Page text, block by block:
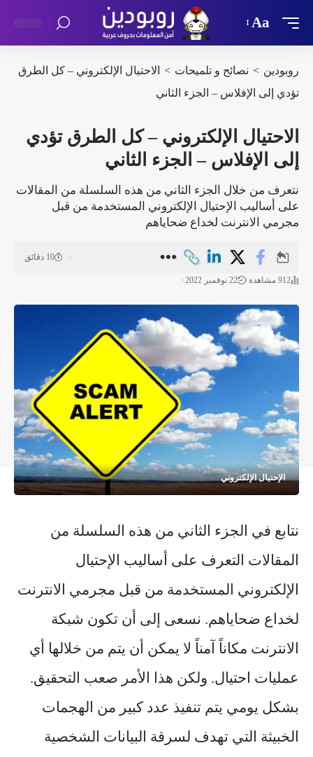
Aa
روبودين > نصائح و تلميحات >
الاحتيال الإلكتروني – كل الطرق
تؤدي إلى الإفلاس – الجزء الثاني
الاحتيال الإلكتروني – كل الطرق تؤدي
إلى الإفلاس – الجزء الثاني
نتعرف من خلال الجزء الثاني من هذه السلسلة من المقالات
على أساليب الإحتيال الإلكتروني المستخدمة من قبل
مجرمي الانترنت لخداع ضحاياهم
912 مشاهدة 22 نوفمبر 2022
10 دقائق
الإحتيال الإلكتروني
نتابع في الجزء الثاني من هذه السلسلة من
المقالات التعرف على أساليب الإحتيال
الإلكتروني المستخدمة من قبل مجرمي الانترنت
لخداع ضحاياهم. نسعى إلى أن تكون شبكة
الانترنت مكاناً آمناً لا يمكن أن يتم من خلالها أي
عمليات احتيال. ولكن هذا الأمر صعب التحقيق.
بشكل يومي يتم تنفيذ عدد كبير من الهجمات
الخبيثة التي تهدف لسرقة البيانات الشخصية